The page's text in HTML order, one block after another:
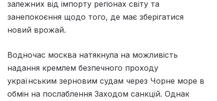
залежних від імпорту регіонах світу та
занепокоєння щодо того, де має зберігатися
новий врожай.
Водночас москва натякнула на можливість
надання кремлем безпечного проходу
українським зерновим судам через Чорне море в
обмін на послаблення Заходом санкцій. Однак